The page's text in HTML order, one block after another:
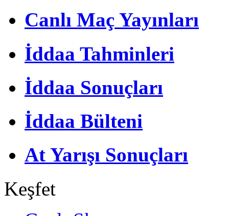
Canlı Maç Yayınları
İddaa Tahminleri
İddaa Sonuçları
İddaa Bülteni
At Yarışı Sonuçları
Keşfet